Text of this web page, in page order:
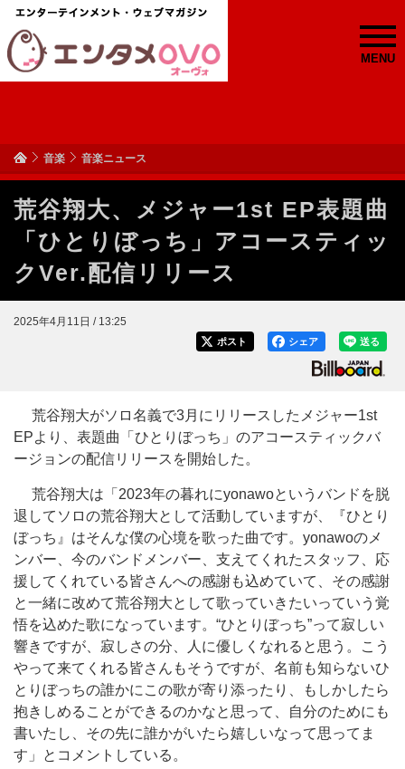
MENU
音楽 音楽ニュース
荒谷翔大、メジャー1st EP表題曲
「ひとりぼっち」アコースティッ
クVer.配信リリース
2025年4月11日 / 13:25
送る
シェア
ポスト
荒谷翔大がソロ名義で3月にリリースしたメジャー1st
EPより、表題曲「ひとりぼっち」のアコースティックバ
ージョンの配信リリースを開始した。
荒谷翔大は「2023年の暮れにyonawoというバンドを脱
退してソロの荒谷翔大として活動していますが、『ひとり
ぼっち』はそんな僕の心境を歌った曲です。yonawoのメ
ンバー、今のバンドメンバー、支えてくれたスタッフ、応
援してくれている皆さんへの感謝も込めていて、その感謝
と一緒に改めて荒谷翔大として歌っていきたいっていう覚
悟を込めた歌になっています。“ひとりぼっち”って寂しい
響きですが、寂しさの分、人に優しくなれると思う。こう
やって来てくれる皆さんもそうですが、名前も知らないひ
とりぼっちの誰かにこの歌が寄り添ったり、もしかしたら
抱きしめることができるのかなと思って、自分のためにも
書いたし、その先に誰かがいたら嬉しいなって思ってま
す」とコメントしている。